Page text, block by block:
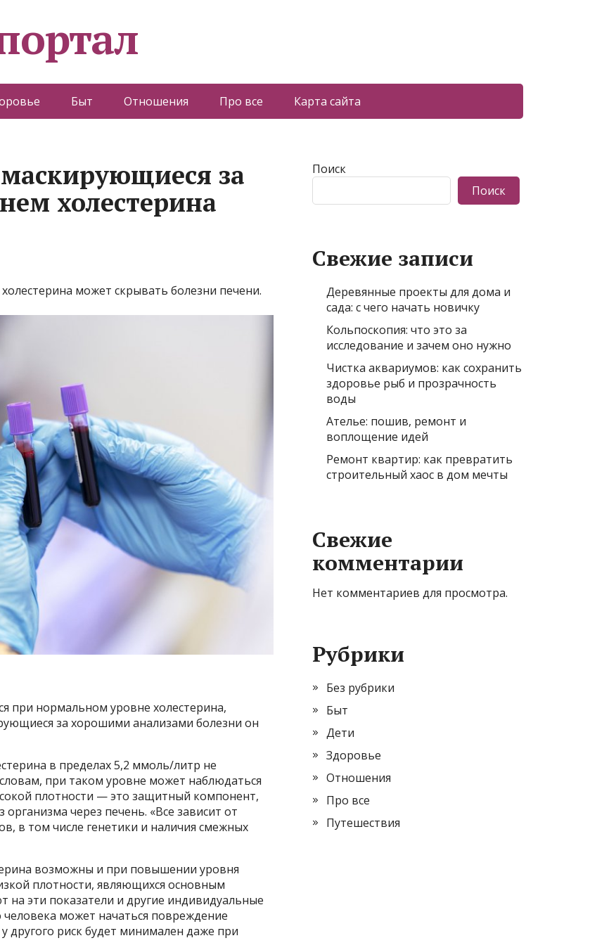
Быт Отношения Про все Карта сайта
за
холестерина
может скрывать болезни печени.
при нормальном уровне холестерина,
за хорошими анализами болезни он
в пределах 5,2 ммоль/литр не
при таком уровне может наблюдаться
плотности — это защитный компонент,
через печень. «Все зависит от
в том числе генетики и наличия смежных
возможны и при повышении уровня
плотности, являющихся основным
на эти показатели и другие индивидуальные
человека может начаться повреждение
другого риск будет минимален даже при
Поиск
Поиск
Свежие записи
Деревянные проекты для дома и
сада: с чего начать новичку
Кольпоскопия: что это за
исследование и зачем оно нужно
Чистка аквариумов: как сохранить
здоровье рыб и прозрачность
воды
Ателье: пошив, ремонт и
воплощение идей
Ремонт квартир: как превратить
строительный хаос в дом мечты
Свежие
комментарии
Нет комментариев для просмотра.
Рубрики
Без рубрики
Быт
Дети
Здоровье
Отношения
Про все
Путешествия